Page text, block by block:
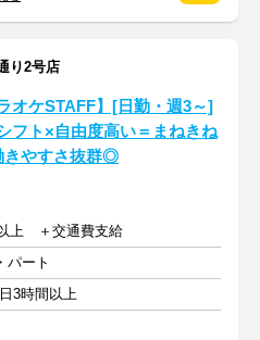
り2号店
オケSTAFF】[日勤・週3～]
フト×自由度高い＝まねきね
きやすさ抜群◎
上 ＋交通費支給
パート
3時間以上